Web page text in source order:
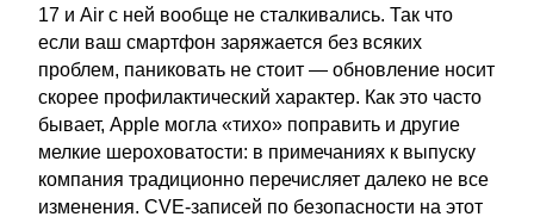
17 и Air с ней вообще не сталкивались. Так что
если ваш смартфон заряжается без всяких
проблем, паниковать не стоит — обновление носит
скорее профилактический характер. Как это часто
бывает, Apple могла «тихо» поправить и другие
мелкие шероховатости: в примечаниях к выпуску
компания традиционно перечисляет далеко не все
изменения. CVE-записей по безопасности на этот